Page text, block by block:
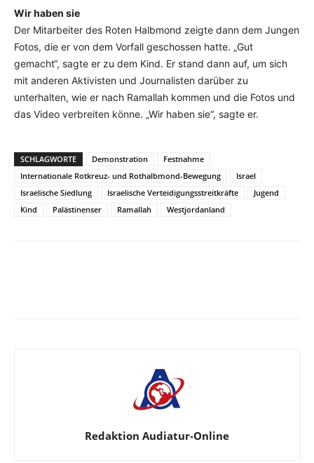
Wir haben sie
Der Mitarbeiter des Roten Halbmond zeigte dann dem Jungen
Fotos, die er von dem Vorfall geschossen hatte. „Gut
gemacht“, sagte er zu dem Kind. Er stand dann auf, um sich
mit anderen Aktivisten und Journalisten darüber zu
unterhalten, wie er nach Ramallah kommen und die Fotos und
das Video verbreiten könne. „Wir haben sie“, sagte er.
SCHLAGWORTE Demonstration
Festnahme
Internationale Rotkreuz- und Rothalbmond-Bewegung
Israel
Israelische Siedlung
Israelische Verteidigungsstreitkräfte
Jugend
Kind
Palästinenser Ramallah Westjordanland
Redaktion Audiatur-Online